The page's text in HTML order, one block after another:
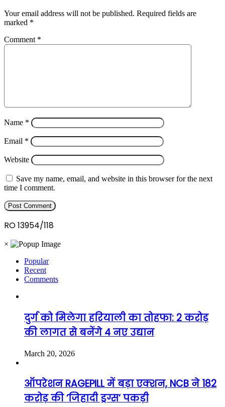
Your email address will not be published. Required fields are
marked *
Comment *
Name *
Email *
Website
Save my name, email, and website in this browser for the next
time I comment.
RO 13954/118
×
Popular
Recent
Comments
दुर्ग को मिलेगा हरियाली का तोहफा: 2 करोड़
की लागत से बनेंगे 4 नए उद्यान
March 20, 2026
ऑपरेशन RAGEPILL में बड़ा एक्शन, NCB ने 182
करोड़ की ‘जिहादी ड्रग्स’ पकड़ी